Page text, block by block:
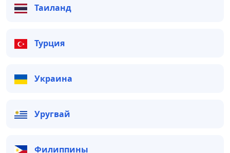
Таиланд
Турция
Украина
Уругвай
Филиппины